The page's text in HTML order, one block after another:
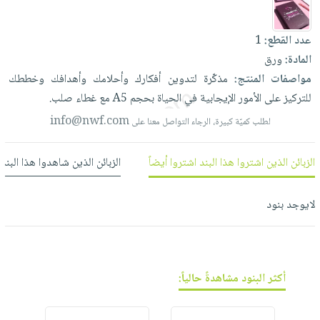
العناية
بالأسنان
الحمية
والتغذية
أدوات
المائدة
الأوعية
والتخزين
أدوات
الأكثر
مبيعاً
العودة
للمدارس
اكسسوارات
اكسسوارات
عناية
شحن
مجاني
بنود
مختارة
اشتراكات
الاشتراكات
صندوق
القراءة
بلا
وفرات
سياسة
لائحة
الأمنيات
عدد القطع:1
المادة:ورق
مواصفات المنتج: مذكّرة لتدوينأفكارك وأحلامك وأهدافك وخططك
للتركيزعلى الأمورالإيجابية في الحياةبحجم A5معغطاء صلب.
لطلب كميّة كبيرة، الرجاء التواصل معنا علىinfo@nwf.com
الزبائن الذين اشتروا هذا البند اشتروا أيضاً الزبائن الذين شاهدوا هذا
لايوجد بنود
أكثر البنود مشاهدةً حالياً: